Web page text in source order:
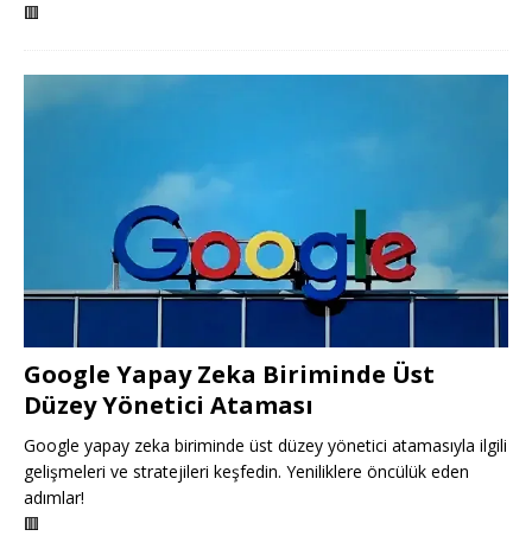
🟥
Google Yapay Zeka Biriminde Üst
Düzey Yönetici Ataması
Google yapay zeka biriminde üst düzey yönetici atamasıyla ilgili
gelişmeleri ve stratejileri keşfedin. Yeniliklere öncülük eden
adımlar!
🟥